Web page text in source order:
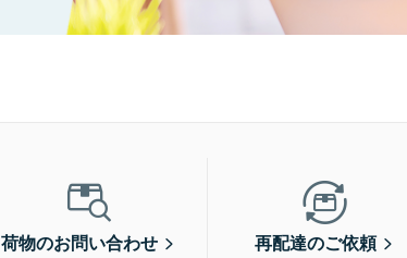
荷物のお問い合わせ 再配達のご依頼